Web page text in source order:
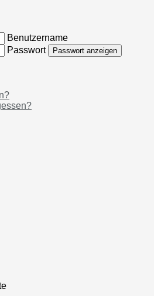
Benutzername
Passwort
Passwort anzeigen